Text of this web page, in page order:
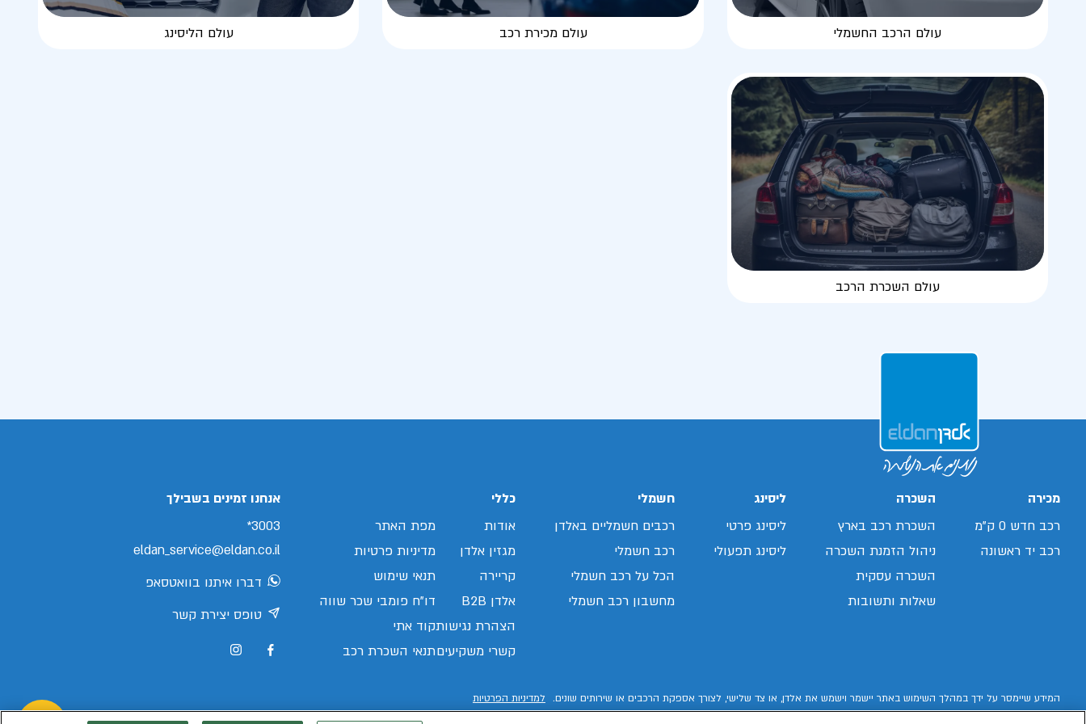
עולם הרכב החשמלי עולם מכירת רכב עולם הליסינג
עולם השכרת הרכב
מכירה
רכב חדש 0 ק"מ
רכב יד ראשונה
השכרה
השכרת רכב בארץ
ניהול הזמנת השכרה
השכרה עסקית
שאלות ותשובות
ליסינג
ליסינג פרטי
ליסינג תפעולי
חשמלי
רכבים חשמליים באלדן
רכב חשמלי
הכל על רכב חשמלי
מחשבון רכב חשמלי
כללי
אודות
מגזין אלדן
קריירה
אלדן B2B
הצהרת נגישות
קשרי משקיעים
מפת האתר
מדיניות פרטיות
תנאי שימוש
דו"ח פומבי שכר שווה
קוד אתי
תנאי השכרת רכב
אנחנו זמינים בשבילך
3003*
eldan_service@eldan.co.il
דברו איתנו בוואטסאפ
טופס יצירת קשר
המידע שיימסר על ידך במהלך השימוש באתר יישמר וישמש את אלדן, או צד שלישי, לצורך אספקת הרכבים או שירותים שונים. למדיניות הפרטיות